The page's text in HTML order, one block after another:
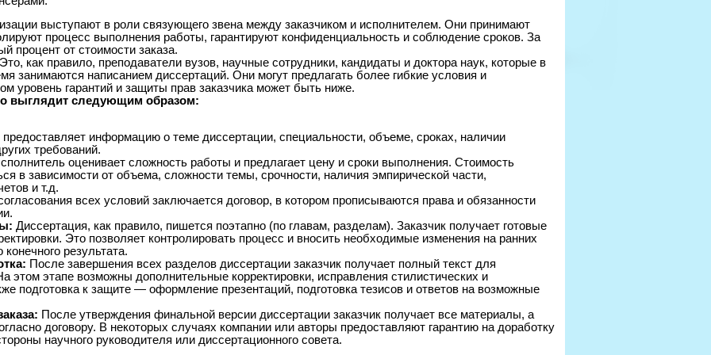
выступают в роли связующего звена между заказчиком и исполнителем. Они принимают
процесс выполнения работы, гарантируют конфиденциальность и соблюдение сроков. За
процент от стоимости заказа.
как правило, преподаватели вузов, научные сотрудники, кандидаты и доктора наук, которые в
занимаются написанием диссертаций. Они могут предлагать более гибкие условия и
уровень гарантий и защиты прав заказчика может быть ниже.
выглядит следующим образом:
информацию о теме диссертации, специальности, объеме, сроках, наличии
требований.
оценивает сложность работы и предлагает цену и сроки выполнения. Стоимость
в зависимости от объема, сложности темы, срочности, наличия эмпирической части,
и т.д.
всех условий заключается договор, в котором прописываются права и обязанности
Диссертация, как правило, пишется поэтапно (по главам, разделам). Заказчик получает готовые
Это позволяет контролировать процесс и вносить необходимые изменения на ранних
результата.
После завершения всех разделов диссертации заказчик получает полный текст для
этом этапе возможны дополнительные корректировки, исправления стилистических и
подготовка к защите — оформление презентаций, подготовка тезисов и ответов на возможные
После утверждения финальной версии диссертации заказчик получает все материалы, а
договору. В некоторых случаях компании или авторы предоставляют гарантию на доработку
научного руководителя или диссертационного совета.